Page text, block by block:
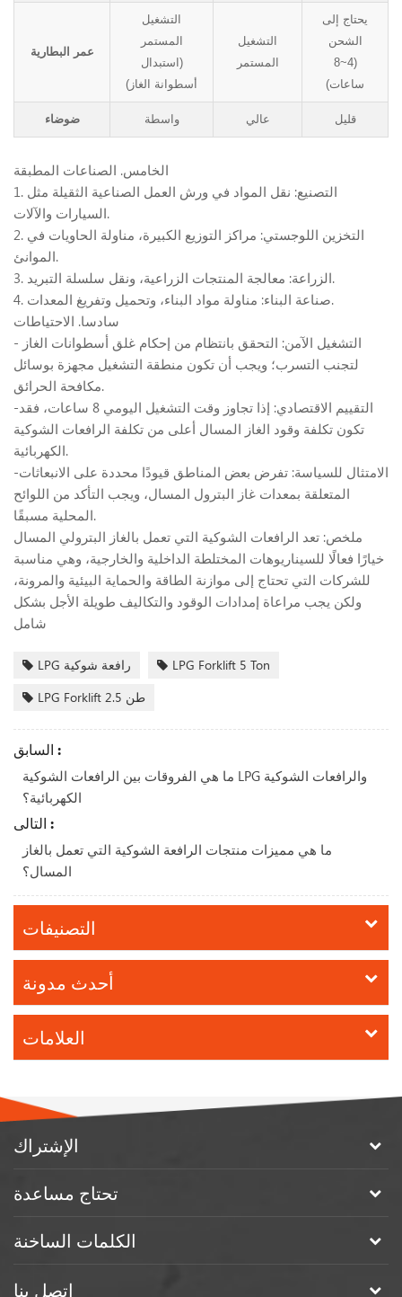
عمر البطارية
التشغيل
المستمر
(استبدال
أسطوانة الغاز)
التشغيل
المستمر
يحتاج إلى
الشحن
(4~8
ساعات)
ضوضاء واسطة عالي قليل
الخامس. الصناعات المطبقة
1. التصنيع: نقل المواد في ورش العمل الصناعية الثقيلة مثل
السيارات والآلات.
2. التخزين اللوجستي: مراكز التوزيع الكبيرة، مناولة الحاويات في
الموانئ.
3. الزراعة: معالجة المنتجات الزراعية، ونقل سلسلة التبريد.
4. صناعة البناء: مناولة مواد البناء، وتحميل وتفريغ المعدات.
سادسا. الاحتياطات
- التشغيل الآمن: التحقق بانتظام من إحكام غلق أسطوانات الغاز
لتجنب التسرب؛ ويجب أن تكون منطقة التشغيل مجهزة بوسائل
مكافحة الحرائق.
-التقييم الاقتصادي: إذا تجاوز وقت التشغيل اليومي 8 ساعات، فقد
تكون تكلفة وقود الغاز المسال أعلى من تكلفة الرافعات الشوكية
الكهربائية.
-الامتثال للسياسة: تفرض بعض المناطق قيودًا محددة على الانبعاثات
المتعلقة بمعدات غاز البترول المسال، ويجب التأكد من اللوائح
المحلية مسبقًا.
ملخص: تعد الرافعات الشوكية التي تعمل بالغاز البترولي المسال
خيارًا فعالًا للسيناريوهات المختلطة الداخلية والخارجية، وهي مناسبة
للشركات التي تحتاج إلى موازنة الطاقة والحماية البيئية والمرونة،
ولكن يجب مراعاة إمدادات الوقود والتكاليف طويلة الأجل بشكل
شامل
LPG رافعة شوكية
LPG Forklift 5 Ton
LPG Forklift 2.5 طن
السابق :
ما هي الفروقات بين الرافعات الشوكية LPG والرافعات الشوكية
الكهربائية؟
التالى :
ما هي مميزات منتجات الرافعة الشوكية التي تعمل بالغاز
المسال؟
التصنيفات
أحدث مدونة
العلامات
الإشتراك
تحتاج مساعدة
الكلمات الساخنة
اتصل بنا